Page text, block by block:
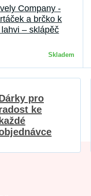
Company -
a brčko k
– sklápěč
Skladem
pro
ke
každé